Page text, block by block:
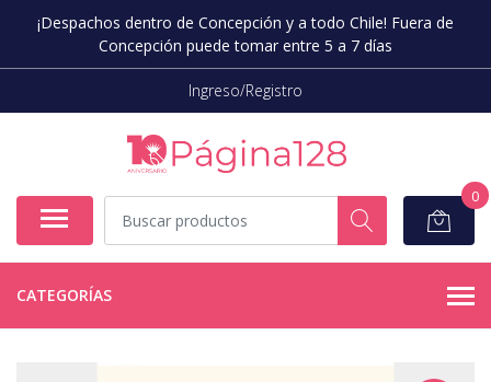
¡Despachos dentro de Concepción y a todo Chile! Fuera de
Concepción puede tomar entre 5 a 7 días
Ingreso/Registro
0
CATEGORÍAS